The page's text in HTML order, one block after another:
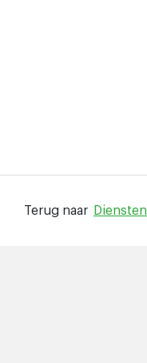
Terug naar Diensten